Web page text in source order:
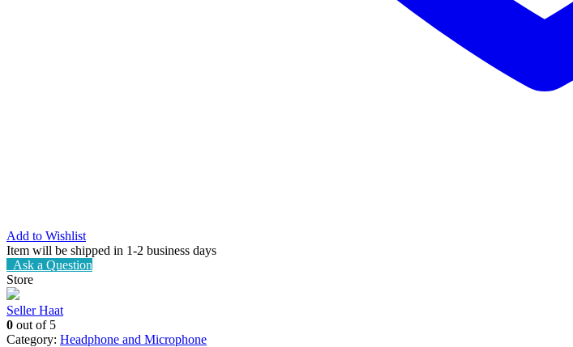
Add to Wishlist
Item will be shipped in 1-2 business days
Ask a Question
Store
Seller Haat
0 out of 5
Category: Headphone and Microphone